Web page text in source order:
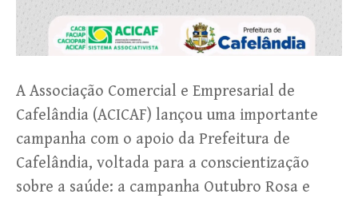
A Associação Comercial e Empresarial de
Cafelândia (ACICAF) lançou uma importante
campanha com o apoio da Prefeitura de
Cafelândia, voltada para a conscientização
sobre a saúde: a campanha Outubro Rosa e